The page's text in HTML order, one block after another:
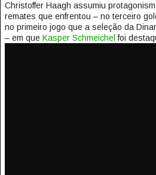
Christoffer Haagh assumiu
remates que enfrentou – no terceiro
no primeiro jogo que a seleção da
– em que Kasper Schmeichel foi